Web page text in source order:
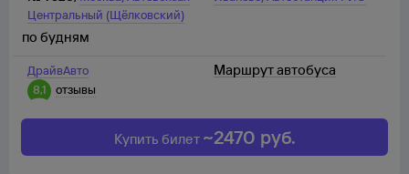
Центральный (Щёлковский)
ДрайвАвто
8,1
отзывы
по будням
Маршрут автобуса
Купить билет ~2470 руб.